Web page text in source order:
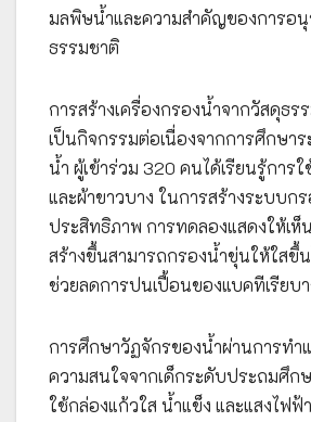
มลพิษน้ำและความสำคัญของการอ
ธรรมชาติ
การสร้างเครื่องกรองน้ำจากวัสดุธร
เป็นกิจกรรมต่อเนื่องจากการศึกษา
น้ำ ผู้เข้าร่วม 320 คนได้เรียนรู้การ
และผ้าขาวบาง ในการสร้างระบบก
ประสิทธิภาพ การทดลองแสดงให้เห็
สร้างขึ้นสามารถกรองน้ำขุ่นให้ใสขึ้
ช่วยลดการปนเปื้อนของแบคทีเรียบ
การศึกษาวัฏจักรของน้ำผ่านการทำ
ความสนใจจากเด็กระดับประถมศึก
ใช้กล่องแก้วใส น้ำแข็ง และแสงไฟฟ้